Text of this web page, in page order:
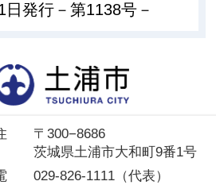
発行－第1138号－
〒300−8686
茨城県土浦市大和町9番1号
029-826-1111（代表）